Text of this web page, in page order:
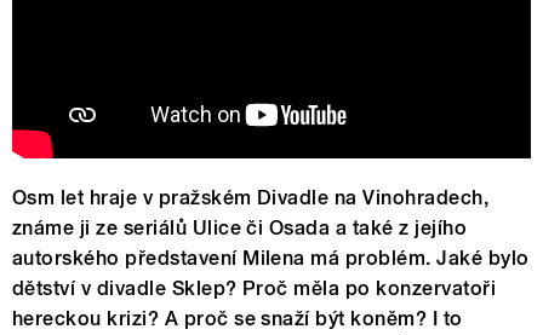
Osm let hraje v pražském Divadle na Vinohradech,
známe ji ze seriálů Ulice či Osada a také z jejího
autorského představení Milena má problém. Jaké bylo
dětství v divadle Sklep? Proč měla po konzervatoři
hereckou krizi? A proč se snaží být koněm? I to